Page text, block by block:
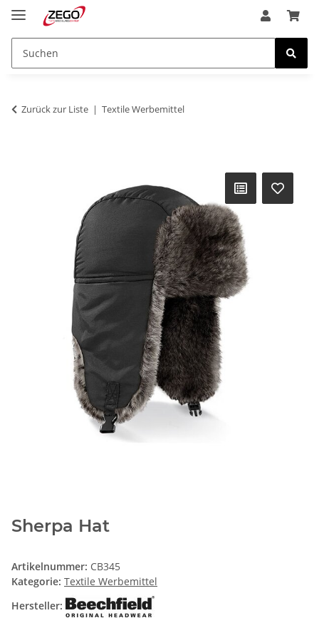
Zurück zur Liste Textile Werbemittel
Sherpa Hat
Artikelnummer: CB345
Kategorie: Textile Werbemittel
Hersteller: